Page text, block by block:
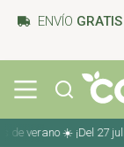
ENVÍO
verano ☀️ ¡Del 27 julio